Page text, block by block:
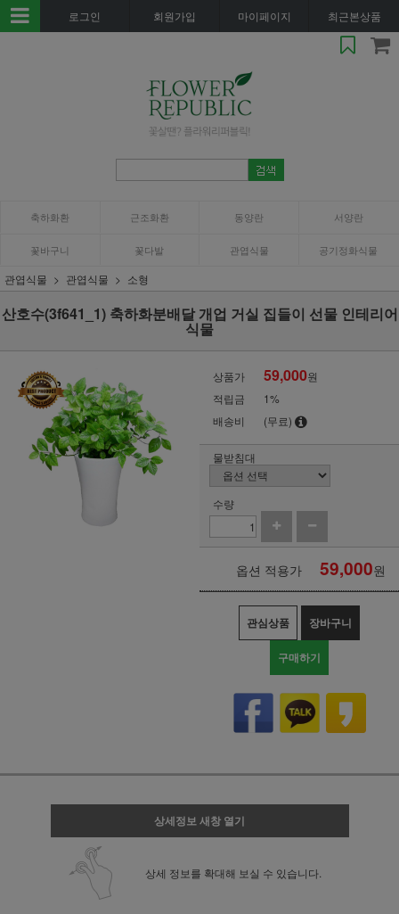
로그인 회원가입 마이페이지 최근본상품
축하화환 근조화환 동양란 서양란
꽃바구니 꽃다발 관엽식물 공기정화식물
관엽식물 관엽식물 소형
산호수(3f641_1) 축하화분배달 개업 거실 집들이 선물 인테리어
식물
상품가 59,000원
적립금
1%
배송비
(무료)
물받침대
수량
옵션 적용가 59,000원
관심상품 장바구니
구매하기
상세정보 새창 열기
상세 정보를 확대해 보실 수 있습니다.